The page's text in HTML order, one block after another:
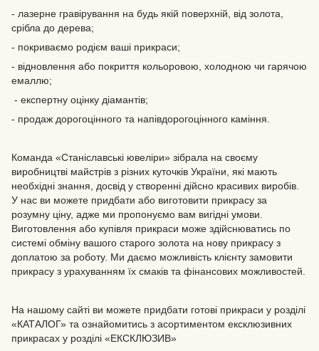
- лазерне гравірування на будь якій поверхній, від золота,
срібла до дерева;
- покриваємо родієм ваші прикраси;
- відновлення або покриття кольоровою, холодною чи гарячою
емаллю;
- експертну оцінку діамантів;
- продаж дорогоцінного та напівдорогоцінного каміння.
Команда «Станіславські ювеліри» зібрала на своєму
виробництві майстрів з різних куточків України, які мають
необхідні знання, досвід у створенні дійсно красивих виробів.
У нас ви можете придбати або виготовити прикрасу за
розумну ціну, адже ми пропонуємо вам вигідні умови.
Виготовлення або купівля прикраси може здійснюватись по
системі обміну вашого старого золота на нову прикрасу з
доплатою за роботу. Ми даємо можливість клієнту замовити
прикрасу з урахуванням їх смаків та фінансових можливостей.
На нашому сайті ви можете придбати готові прикраси у розділі
«КАТАЛОГ» та ознайомитись з асортиментом ексклюзивних
прикрасах у розділі «ЕКСКЛЮЗИВ»